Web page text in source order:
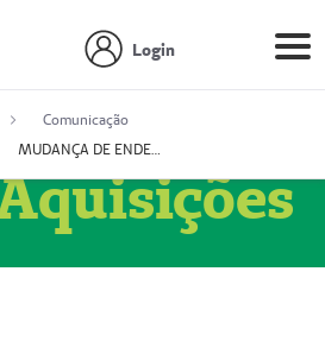
Login
Comunicação
MUDANÇA DE ENDEREÇO - DIAGITAB SERVIÇOS MÉDICOS LTDA (54003267-5)